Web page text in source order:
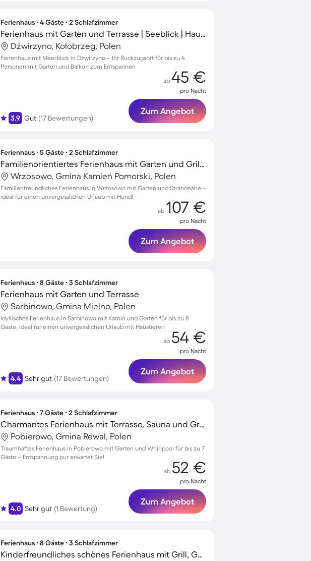
Ferienhaus ∙ 4 Gäste ∙ 2 Schlafzimmer
Ferienhaus mit Garten und Terrasse | Seeblick | Haustiere sind willkommen
Dźwirzyno, Kołobrzeg, Polen
Ferienhaus mit Meerblick in Dźwirzyno – Ihr Rückzugsort für bis zu 4
Personen mit Garten und Balkon zum Entspannen
3.9 Gut (17 Bewertungen)
ab 45 €
pro Nacht
Zum Angebot
Ferienhaus ∙ 5 Gäste ∙ 2 Schlafzimmer
Familienorientiertes Ferienhaus mit Garten und Grill | Haustiere sind willkommen
Wrzosowo, Gmina Kamień Pomorski, Polen
Familienfreundliches Ferienhaus in Wrzosowo mit Garten und Strandnähe –
ideal für einen unvergesslichen Urlaub mit Hund!
ab 107 €
pro Nacht
Zum Angebot
Ferienhaus ∙ 8 Gäste ∙ 3 Schlafzimmer
Ferienhaus mit Garten und Terrasse
Sarbinowo, Gmina Mielno, Polen
Idyllisches Ferienhaus in Sarbinowo mit Kamin und Garten für bis zu 8
Gäste, ideal für einen unvergesslichen Urlaub mit Haustieren
4.4 Sehr gut (17 Bewertungen)
ab 54 €
pro Nacht
Zum Angebot
Ferienhaus ∙ 7 Gäste ∙ 2 Schlafzimmer
Charmantes Ferienhaus mit Terrasse, Sauna und Grill | Nah am Strand
Pobierowo, Gmina Rewal, Polen
Traumhaftes Ferienhaus in Pobierowo mit Garten und Whirlpool für bis zu 7
Gäste – Entspannung pur erwartet Sie!
4.0 Sehr gut (1 Bewertung)
ab 52 €
pro Nacht
Zum Angebot
Ferienhaus ∙ 8 Gäste ∙ 3 Schlafzimmer
Kinderfreundliches schönes Ferienhaus mit Grill, Garten und Pool | Strand in der Nähe